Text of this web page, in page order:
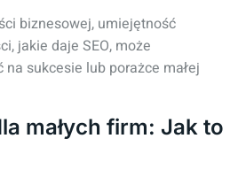
biznesowej, umiejętność
jakie daje SEO, może
sukcesie lub porażce małej
małych firm: Jak to